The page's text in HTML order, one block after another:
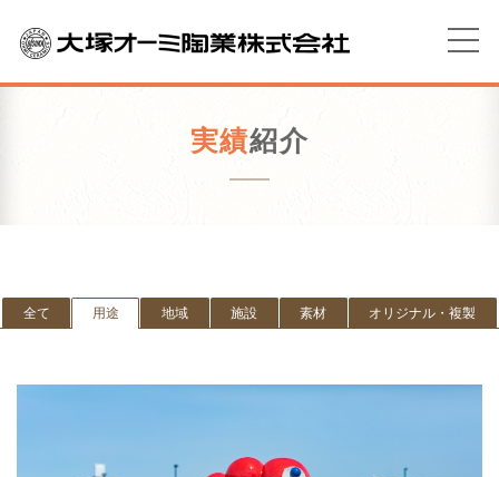
実績紹介
全て 用途 地域 施設 素材 オリジナル・複製